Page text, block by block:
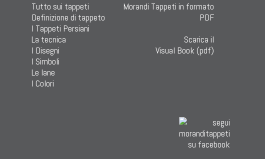
Tutto sui tappeti
Definizione di tappeto
I Tappeti Persiani
La tecnica
I Disegni
I Simboli
Le lane
I Colori
Scarica il
Visual Book (pdf)